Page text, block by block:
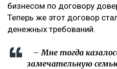
бизнесом по договору
Теперь же этот договор
денежных требований.
– Мне тогда
замечательную